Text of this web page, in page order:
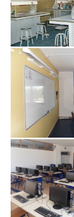
Plano Nacional
Parlamento
Junior
Escola
EQAVET
Política de
Documento
Plano de
Plano de Ação
Relatório de
Relatório de
Relatórios do